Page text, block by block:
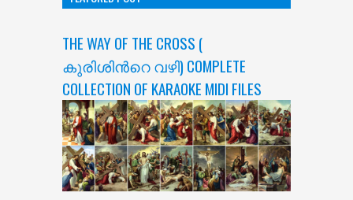
THE WAY OF THE CROSS (
കുരിശിന്‍റെ വഴി) COMPLETE
COLLECTION OF KARAOKE MIDI FILES